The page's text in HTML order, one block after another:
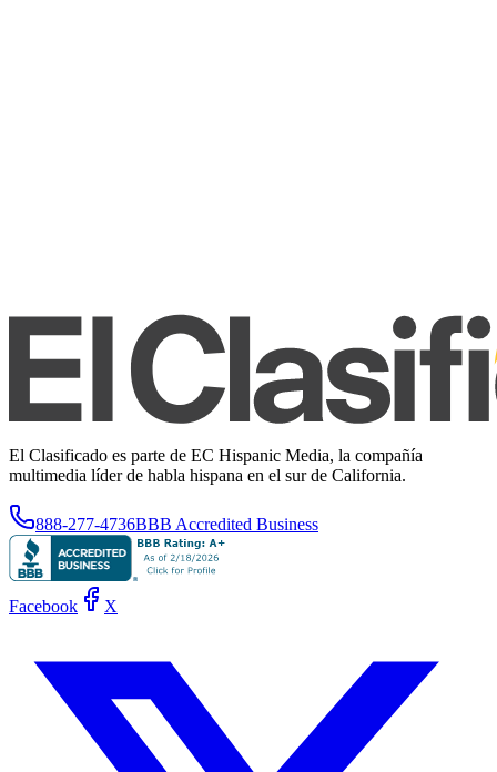
El Clasificado es parte de EC Hispanic Media, la compañía
multimedia líder de habla hispana en el sur de California.
888-277-4736BBB Accredited Business
Facebook X